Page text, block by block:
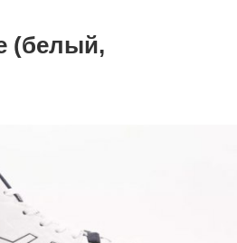
(белый,